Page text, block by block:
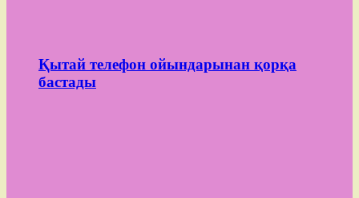
Қытай телефон ойындарынан қорқа
бастады